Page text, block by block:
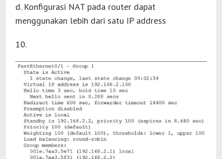
d. Konfigurasi NAT pada router dapat
menggunakan lebih dari satu IP address
10.